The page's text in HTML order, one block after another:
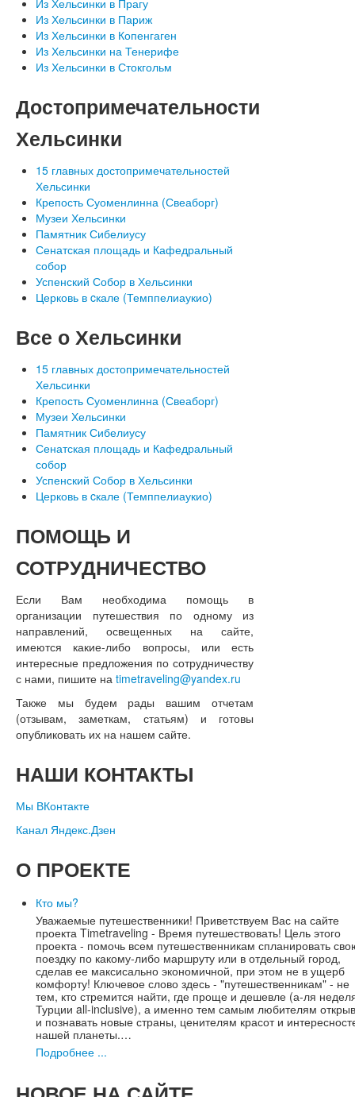
Из Хельсинки в Париж
Из Хельсинки в Копенгаген
Из Хельсинки на Тенерифе
Из Хельсинки в Стокгольм
Достопримечательности
Хельсинки
15 главных достопримечательностей
Хельсинки
Крепость Суоменлинна (Свеаборг)
Музеи Хельсинки
Памятник Сибелиусу
Сенатская площадь и Кафедральный
собор
Успенский Собор в Хельсинки
Церковь в cкале (Темппелиаукио)
Все о Хельсинки
15 главных достопримечательностей
Хельсинки
Крепость Суоменлинна (Свеаборг)
Музеи Хельсинки
Памятник Сибелиусу
Сенатская площадь и Кафедральный
собор
Успенский Собор в Хельсинки
Церковь в cкале (Темппелиаукио)
ПОМОЩЬ И
СОТРУДНИЧЕСТВО
Если Вам необходима помощь в
организации путешествия по одному из
направлений, освещенных на сайте,
имеются какие-либо вопросы, или есть
интересные предложения по сотрудничеству
с нами, пишите на timetraveling@yandex.ru
Также мы будем рады вашим отчетам
(отзывам, заметкам, статьям) и готовы
опубликовать их на нашем сайте.
НАШИ КОНТАКТЫ
Мы ВКонтакте
Канал Яндекс.Дзен
О ПРОЕКТЕ
Кто мы?
Уважаемые путешественники! Приветствуем Вас на сайте
проекта Timetraveling - Время путешествовать! Цель этого
проекта - помочь всем путешественникам спланировать
поездку по какому-либо маршруту или в отдельный город,
сделав ее максисально экономичной, при этом не в ущерб
комфорту! Ключевое слово здесь - "путешественникам" - не
тем, кто стремится найти, где проще и дешевле (а-ля
Турции all-inclusive), а именно тем самым любителям
и познавать новые страны, ценителям красот и
нашей планеты.…
Подробнее ...